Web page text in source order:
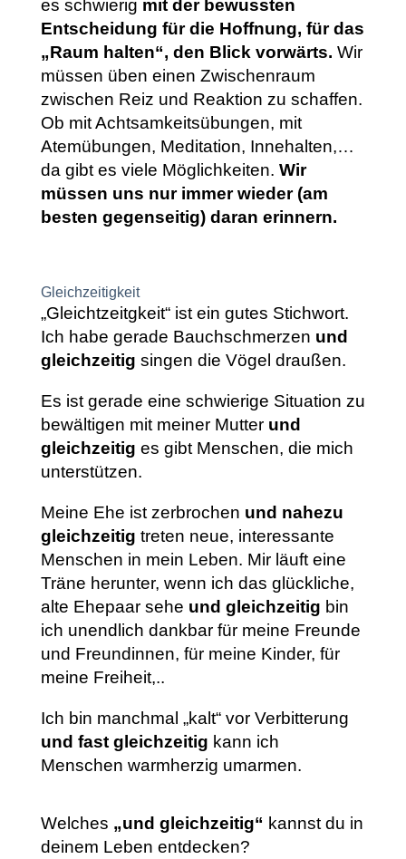
es schwierig mit der bewussten
Entscheidung für die Hoffnung, für das
„Raum halten“, den Blick vorwärts. Wir
müssen üben einen Zwischenraum
zwischen Reiz und Reaktion zu schaffen.
Ob mit Achtsamkeitsübungen, mit
Atemübungen, Meditation, Innehalten,…
da gibt es viele Möglichkeiten. Wir
müssen uns nur immer wieder (am
besten gegenseitig) daran erinnern.
Gleichzeitigkeit
„Gleichtzeitgkeit“ ist ein gutes Stichwort.
Ich habe gerade Bauchschmerzen und
gleichzeitig singen die Vögel draußen.
Es ist gerade eine schwierige Situation zu
bewältigen mit meiner Mutter und
gleichzeitig es gibt Menschen, die mich
unterstützen.
Meine Ehe ist zerbrochen und nahezu
gleichzeitig treten neue, interessante
Menschen in mein Leben. Mir läuft eine
Träne herunter, wenn ich das glückliche,
alte Ehepaar sehe und gleichzeitig bin
ich unendlich dankbar für meine Freunde
und Freundinnen, für meine Kinder, für
meine Freiheit,..
Ich bin manchmal „kalt“ vor Verbitterung
und fast gleichzeitig kann ich
Menschen warmherzig umarmen.
Welches „und gleichzeitig“ kannst du in
deinem Leben entdecken?